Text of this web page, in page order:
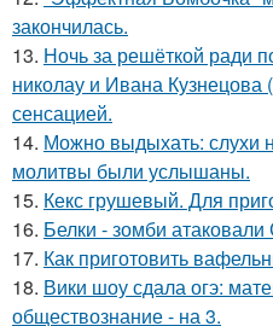
закончилась.
13. Ночь за решёткой ради
николау и Ивана Кузнецова
сенсацией.
14. Можно выдыхать: слухи
молитвы были услышаны.
15. Кекс грушевый. Для
16. Белки - зомби
17. Как приготовить
18. Вики шоу сдала огэ:
обществознание - на 3.